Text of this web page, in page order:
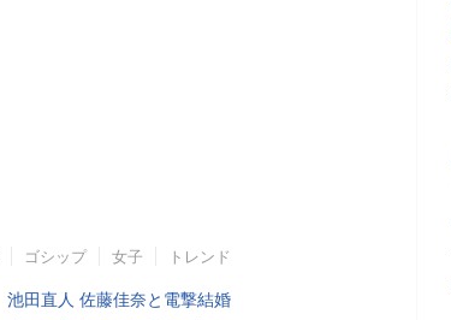
ゴシップ 女子 トレンド
池田直人 佐藤佳奈と電撃結婚